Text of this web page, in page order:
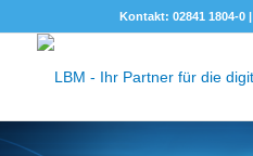
Kontakt: 02841 1804-0 |